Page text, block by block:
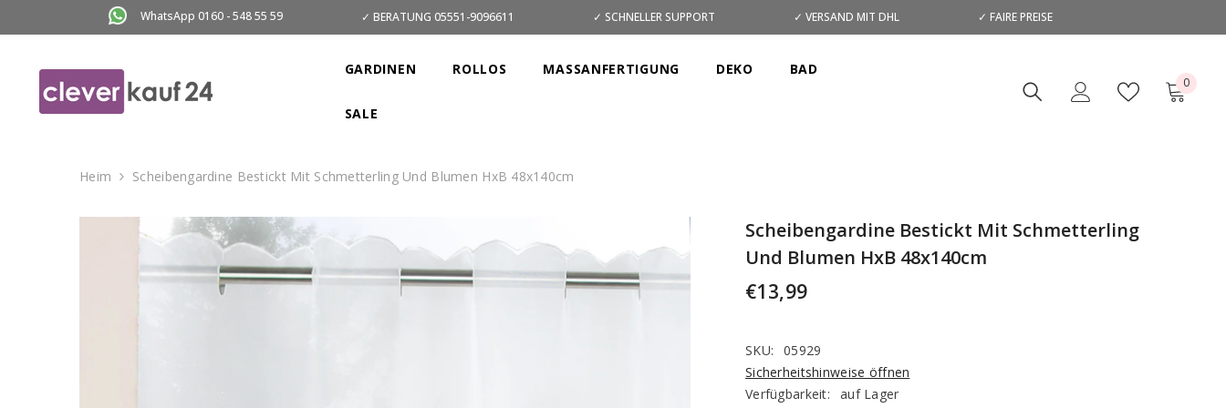
WhatsApp 0160 - 548 55 59 ✓ BERATUNG 05551-9096611 ✓ SCHNELLER SUPPORT ✓ VERSAND MIT DHL ✓ FAIRE PREISE
GARDINEN ROLLOS MASSANFERTIGUNG DEKO BAD
SALE
00
Heim Scheibengardine Bestickt Mit Schmetterling Und Blumen HxB 48x140cm
Scheibengardine Bestickt Mit Schmetterling
Und Blumen HxB 48x140cm
€13,99
SKU:
05929
Sicherheitshinweise öffnen
Verfügbarkeit:
auf Lager